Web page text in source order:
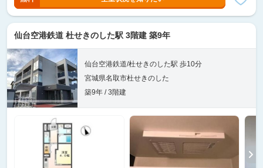
仙台空港鉄道 杜せきのした駅 3階建 築9年
仙台空港鉄道/杜せきのした駅 歩10分
宮城県名取市杜せきのした
築9年 / 3階建